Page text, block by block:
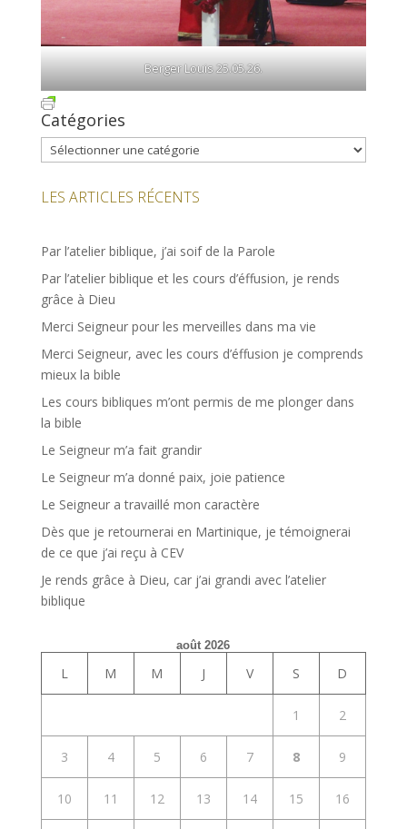
Berger Louis 25.05.26.
Catégories
Catégories
LES ARTICLES RÉCENTS
Par l’atelier biblique, j’ai soif de la Parole
Par l’atelier biblique et les cours d’éffusion, je rends
grâce à Dieu
Merci Seigneur pour les merveilles dans ma vie
Merci Seigneur, avec les cours d’éffusion je comprends
mieux la bible
Les cours bibliques m’ont permis de me plonger dans
la bible
Le Seigneur m’a fait grandir
Le Seigneur m’a donné paix, joie patience
Le Seigneur a travaillé mon caractère
Dès que je retournerai en Martinique, je témoignerai
de ce que j’ai reçu à CEV
Je rends grâce à Dieu, car j’ai grandi avec l’atelier
biblique
août 2026
L M M J V S D
1 2
3 4 5 6 7 8 9
10 11 12 13 14 15 16